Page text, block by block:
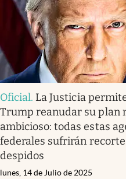
Oficial. La Justicia
Trump reanudar su plan
ambicioso: todas estas
federales sufrirán
despidos
lunes, 14 de Julio de 2025